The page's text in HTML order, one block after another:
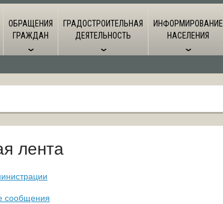
ОБРАЩЕНИЯ
ГРАЖДАН
ГРАДОСТРОИТЕЛЬНАЯ
ДЕЯТЕЛЬНОСТЬ
ИНФОРМИРОВАНИЕ
НАСЕЛЕНИЯ
лента
сообщения